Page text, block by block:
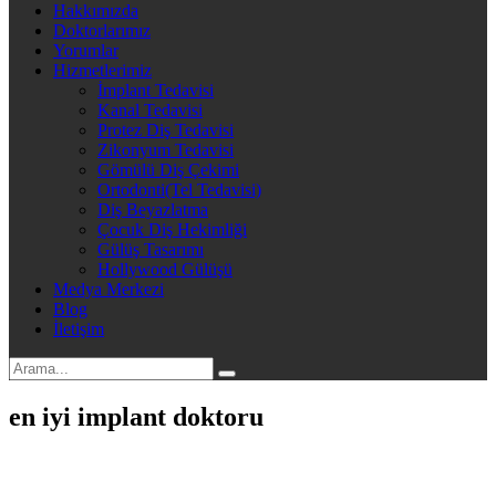
Hakkımızda
Doktorlarımız
Yorumlar
Hizmetlerimiz
İmplant Tedavisi
Kanal Tedavisi
Protez Diş Tedavisi
Zikonyum Tedavisi
Gömülü Diş Çekimi
Ortodonti(Tel Tedavisi)
Diş Beyazlatma
Çocuk Diş Hekimliği
Gülüş Tasarımı
Hollywood Gülüşü
Medya Merkezi
Blog
İletişim
en iyi implant doktoru